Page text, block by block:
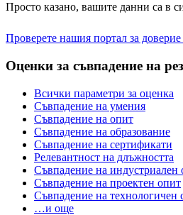
Просто казано, вашите данни са в
Проверете нашия портал за доверие
Оценки за съвпадение на
Всички параметри за оценка
Съвпадение на умения
Съвпадение на опит
Съвпадение на образование
Съвпадение на сертификати
Релевантност на длъжността
Съвпадение на индустриален
Съвпадение на проектен опит
Съвпадение на технологичен
…и още